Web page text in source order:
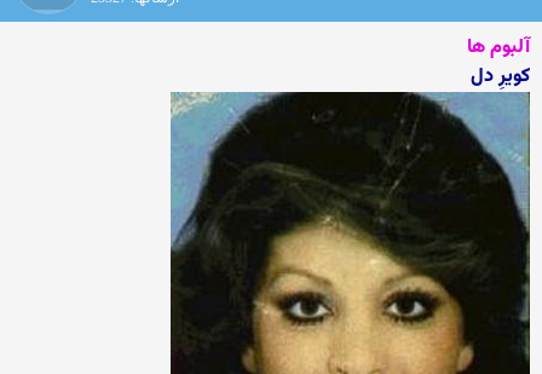
آلبوم ها
کویرِ دل